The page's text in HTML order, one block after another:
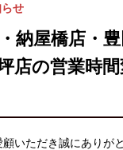
せ
納屋橋店・豊
店の営業時
いただき誠にありが